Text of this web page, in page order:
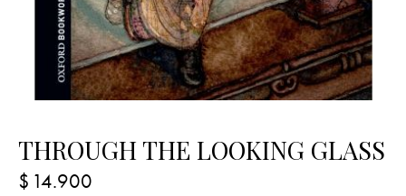
THROUGH THE LOOKING GLASS
$ 14.900